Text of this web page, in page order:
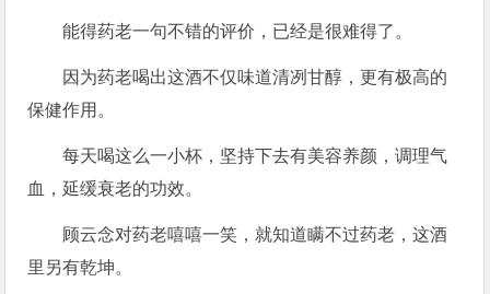
能得药老一句不错的评价，已经是很难得了。
因为药老喝出这酒不仅味道清冽甘醇，更有极高的
保健作用。
每天喝这么一小杯，坚持下去有美容养颜，调理气
血，延缓衰老的功效。
顾云念对药老嘻嘻一笑，就知道瞒不过药老，这酒
里另有乾坤。